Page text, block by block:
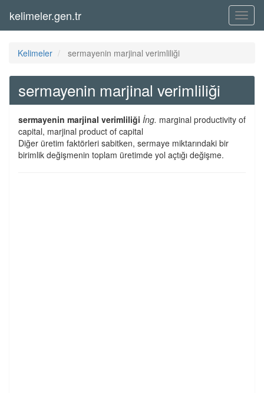
Menü
kelimeler.gen.tr
Kelimeler sermayenin marjinal verimliliği
sermayenin marjinal verimliliği
sermayenin marjinal verimliliği İng. marginal productivity of
capital, marjinal product of capital
Diğer üretim faktörleri sabitken, sermaye miktarındaki bir
birimlik değişmenin toplam üretimde yol açtığı değişme.